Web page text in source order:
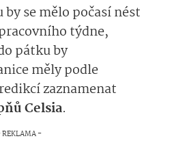
se mělo počasí nést
týdne,
pátku by
měly podle
zaznamenat
Celsia.